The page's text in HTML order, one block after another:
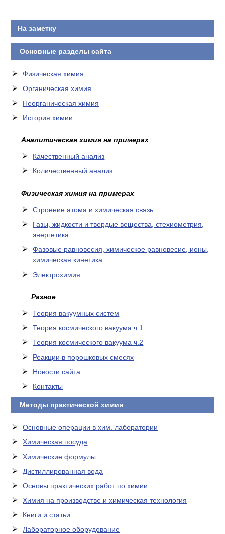
На заметку
Основные разделы сайта
Физическая химия
Органическая химия
Неорганическая химия
История химии
Аналитическая химия на примерах
Качественный анализ
Количественный анализ
Физическая химия на примерах
Cтроение атома и химическая связь
Газы, жидкости и твердые вещества, стехиометрия,
энергетика
Фазовые равновесия, химическое равновесие, ионы,
химическая кинетика
Электрохимия
Разное
Теория вакуумных систем
Теория космического вакуума ч.1
Теория космического вакуума ч.2
Реакции в порошковых смесях
Новости сайта
Контакты
Методы практической химии
Основные операции в хим. лаборатории
Химическая посуда
Химические формулы
Дистиллированная вода
Основы практических работ по химии
Химия на производстве и химическая технология
Книги и статьи
Лабораторное оборудование